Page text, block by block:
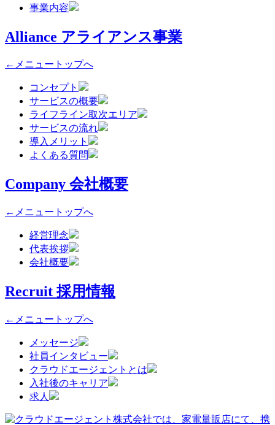
事業内容
Alliance アライアンス事業
←メニュートップへ
コンセプト
サービスの概要
ライフライン取次エリア
サービスの流れ
導入メリット
よくある質問
Company 会社概要
←メニュートップへ
経営理念
代表挨拶
会社概要
Recruit 採用情報
←メニュートップへ
メッセージ
社員インタビュー
クラウドエージェントとは
入社後のキャリア
求人